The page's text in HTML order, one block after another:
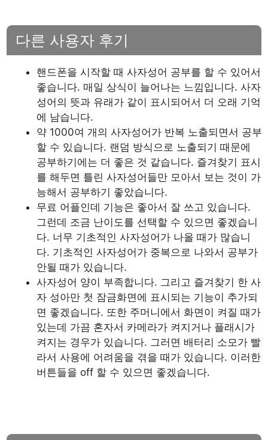
다른 사용자 후기
핸드폰을 시작할 때 사자성어 공부를 할 수 있어서
좋습니다. 매일 상식이 늘어나는 느낌입니다. 사자
성어의 뜻과 유래가 같이 표시되어서 더 오래 기억
에 남습니다.
약 1000여 개의 사자성어가 반복 노출되면서 공부
할 수 있습니다. 랜덤 방식으로 노출되기 때문에
공부하기에는 더 좋은 것 같습니다. 즐겨찾기 표시
를 해두면 틀린 사자성어들만 모아서 보는 것이 가
능해서 공부하기 좋았습니다.
무료 어플인데 기능은 좋아서 잘 쓰고 있습니다.
그런데 조금 난이도를 선택할 수 있으면 좋겠습니
다. 너무 기초적인 사자성어가 나올 때가 많습니
다. 기초적인 사자성어가 중복으로 나와서 공부가
안될 때가 있습니다.
사자성어 양이 부족합니다. 그리고 즐겨찾기 한 사
자 성아만 첫 잠금화면에 표시되는 기능이 추가되
면 좋겠습니다. 또한 주머니에서 화면이 켜질 때가
있는데 가끔 혼자서 카메라가 켜지거나 플래시가
켜지는 경우가 있습니다. 그러면 배터리 소모가 빨
라서 사용에 어려움을 겪을 때가 있습니다. 이러한
버튼들을 off 할 수 있으면 좋겠습니다.